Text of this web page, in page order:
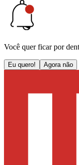
Você quer ficar por
Eu quero! Agora não